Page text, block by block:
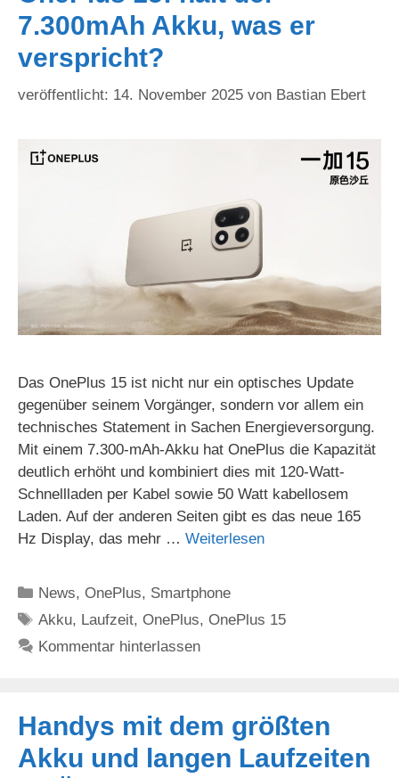
7.300mAh Akku, was er
verspricht?
14. November 2025 von Bastian Ebert
Das OnePlus 15 ist nicht nur ein optisches Update
gegenüber seinem Vorgänger, sondern vor allem ein
technisches Statement in Sachen Energieversorgung.
Mit einem 7.300-mAh-Akku hat OnePlus die Kapazität
deutlich erhöht und kombiniert dies mit 120-Watt-
Schnellladen per Kabel sowie 50 Watt kabellosem
Laden. Auf der anderen Seiten gibt es das neue 165
Hz Display, das mehr … Weiterlesen
Kategorien
News,OnePlus, Smartphone
Schlagwörter
Akku, Laufzeit,OnePlus,OnePlus 15
Kommentar hinterlassen
Handys mit dem größten
Akku und langen Laufzeiten